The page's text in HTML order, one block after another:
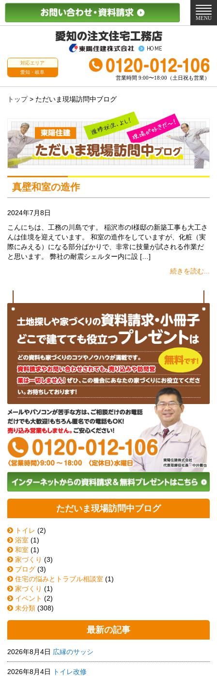
対応エリア
愛知・岐阜
営業時間 9:00〜18:00（土日祝も営業）
メ
ニ
MENU
トップ> ただいま現場訪問中ブログ
真壁和室の造作
2024年7月8日
こんにちは、工務の川島です。 稲沢市のI様邸の新築工事も大工さ
んは佳境を迎えています。 和室の造作をしていますが、化粧（実
際にみえる）になる部分ばかりで、非常に技量が試される作業だ
と思います。 弊社の耐震シェルター内に設 […]
続きを読む...
ただいま現場訪問中ブログ
トイレ (2)
浴室 (1)
和室 (1)
家づくり (3)
ブログ (3)
住宅の悩みとトラブル相談室 (1)
家づくり (1)
イベント (2)
未分類 (308)
最新の記事
2026年8月4日 広縁のサッシ
2026年8月4日 トイレ改修